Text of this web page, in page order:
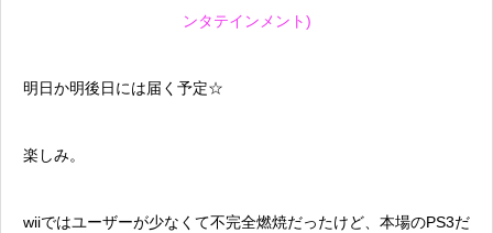
ンタテインメント)
明日か明後日には届く予定☆
楽しみ。
wiiではユーザーが少なくて不完全燃焼だったけど、本場のPS3だ